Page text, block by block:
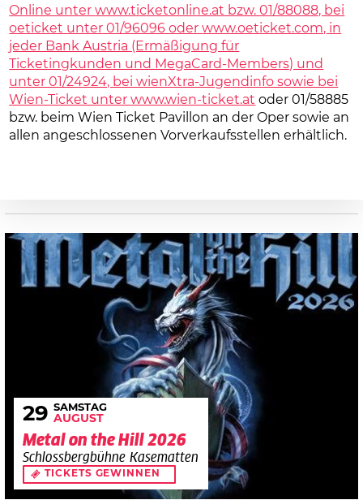
Online unterwww.ticketonline.at bzw. 01/88088, bei
oeticket unter 01/96096 oderwww.oeticket.com, in
jeder Bank Austria (Ermäßigung für
Ticketingkunden und MegaCard-Members) und
unter 01/24924, bei wienXtra-Jugendinfo sowie bei
Wien-Ticket unterwww.wien-ticket.at oder 01/58885
bzw. beim Wien Ticket Pavillon an der Oper sowie an
allen angeschlossenen Vorverkaufsstellen erhältlich.
29 SAMSTAG
AUGUST
Metal on the Hill 2026
Schlossbergbühne Kasematten
TICKETS GEWINNEN